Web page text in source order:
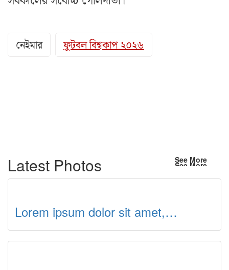
নেইমার ফুটবল বিশ্বকাপ ২০২৬
Latest Photos
Lorem ipsum dolor sit amet,…